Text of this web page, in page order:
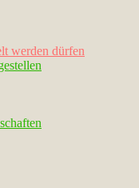
werden dürfen